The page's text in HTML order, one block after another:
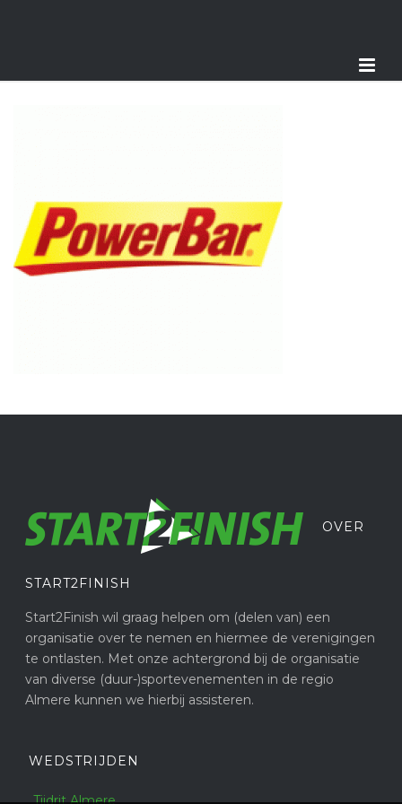
OVER
START2FINISH
Start2Finish wil graag helpen om (delen van) een
organisatie over te nemen en hiermee de verenigingen
te ontlasten. Met onze achtergrond bij de organisatie
van diverse (duur-)sportevenementen in de regio
Almere kunnen we hierbij assisteren.
WEDSTRIJDEN
Tijdrit Almere